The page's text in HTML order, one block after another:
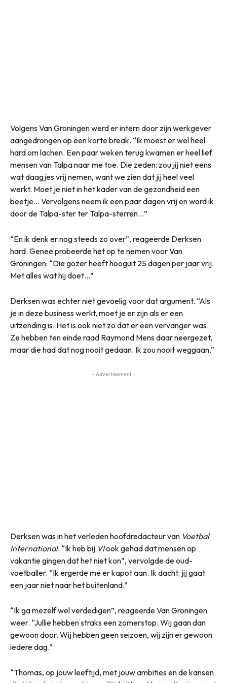
Volgens Van Groningen werd er intern door zijn werkgever
aangedrongen op een korte break. “Ik moest er wel heel
hard om lachen. Een paar weken terug kwamen er heel lief
mensen van Talpa naar me toe. Die zeden: zou jij niet eens
wat daagjes vrij nemen, want we zien dat jij heel veel
werkt. Moet je niet in het kader van de gezondheid een
beetje… Vervolgens neem ik een paar dagen vrij en word ik
door de Talpa-ster ter Talpa-sterren…”
“En ik denk er nog steeds zo over”, reageerde Derksen
hard. Genee probeerde het op te nemen voor Van
Groningen: “Die gozer heeft hooguit 25 dagen per jaar vrij.
Met alles wat hij doet…”
Derksen was echter niet gevoelig voor dat argument. “Als
je in deze business werkt, moet je er zijn als er een
uitzending is. Het is ook niet zo dat er een vervanger was.
Ze hebben ten einde raad Raymond Mens daar neergezet,
maar die had dat nog nooit gedaan. Ik zou nooit weggaan.”
- Advertisement -
Derksen was in het verleden hoofdredacteur van Voetbal
International. “Ik heb bij VIook gehad dat mensen op
vakantie gingen dat het niet kon”, vervolgde de oud-
voetballer. “Ik ergerde me er kapot aan. Ik dacht: jij gaat
een jaar niet naar het buitenland.”
“Ik ga mezelf wel verdedigen”, reageerde Van Groningen
weer. “Jullie hebben straks een zomerstop. Wij gaan dan
gewoon door. Wij hebben geen seizoen, wij zijn er gewoon
iedere dag.”
“Thomas, op jouw leeftijd, met jouw ambities en de kansen